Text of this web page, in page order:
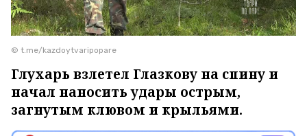
© t.me/kazdoytvaripopare
Глухарь взлетел Глазкову на спину и
начал наносить удары острым,
загнутым клювом и крыльями.